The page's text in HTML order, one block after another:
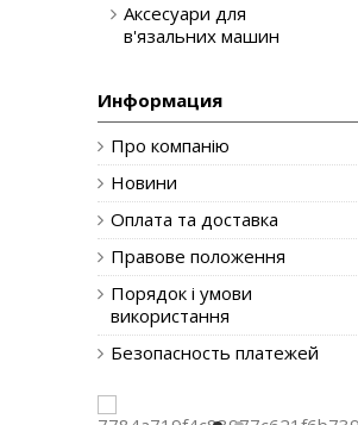
Аксесуари для
в'язальних машин
Информация
Про компанію
Новини
Оплата та доставка
Правове положення
Порядок і умови
використання
Безопасность платежей